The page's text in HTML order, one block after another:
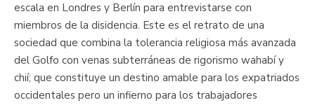
escala en Londres y Berlín para entrevistarse con
miembros de la disidencia. Este es el retrato de una
sociedad que combina la tolerancia religiosa más avanzada
del Golfo con venas subterráneas de rigorismo wahabí y
chií; que constituye un destino amable para los expatriados
occidentales pero un infierno para los trabajadores